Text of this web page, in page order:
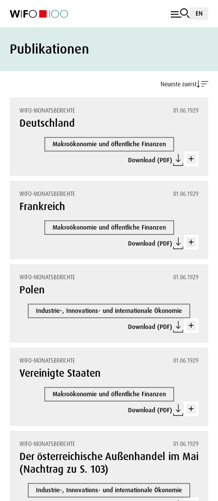
EN
Publikationen
Neueste zuerst
WIFO-MONATSBERICHTE 01.06.1929
Deutschland
Makroökonomie und öffentliche Finanzen
Download (PDF)
WIFO-MONATSBERICHTE 01.06.1929
Frankreich
Makroökonomie und öffentliche Finanzen
Download (PDF)
WIFO-MONATSBERICHTE 01.06.1929
Polen
Industrie-, Innovations- und internationale Ökonomie
Download (PDF)
WIFO-MONATSBERICHTE 01.06.1929
Vereinigte Staaten
Makroökonomie und öffentliche Finanzen
Download (PDF)
WIFO-MONATSBERICHTE 01.06.1929
Der österreichische Außenhandel im Mai
(Nachtrag zu S. 103)
Industrie-, Innovations- und internationale Ökonomie